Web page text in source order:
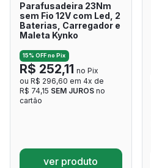
Parafusadeira 23Nm
sem Fio 12V com Led, 2
Baterias, Carregador e
Maleta Kynko
15% OFF no Pix
R$ 252,11 no Pix
ou R$ 296,60 em 4x de
R$ 74,15 SEM JUROSno
cartão
ver produto